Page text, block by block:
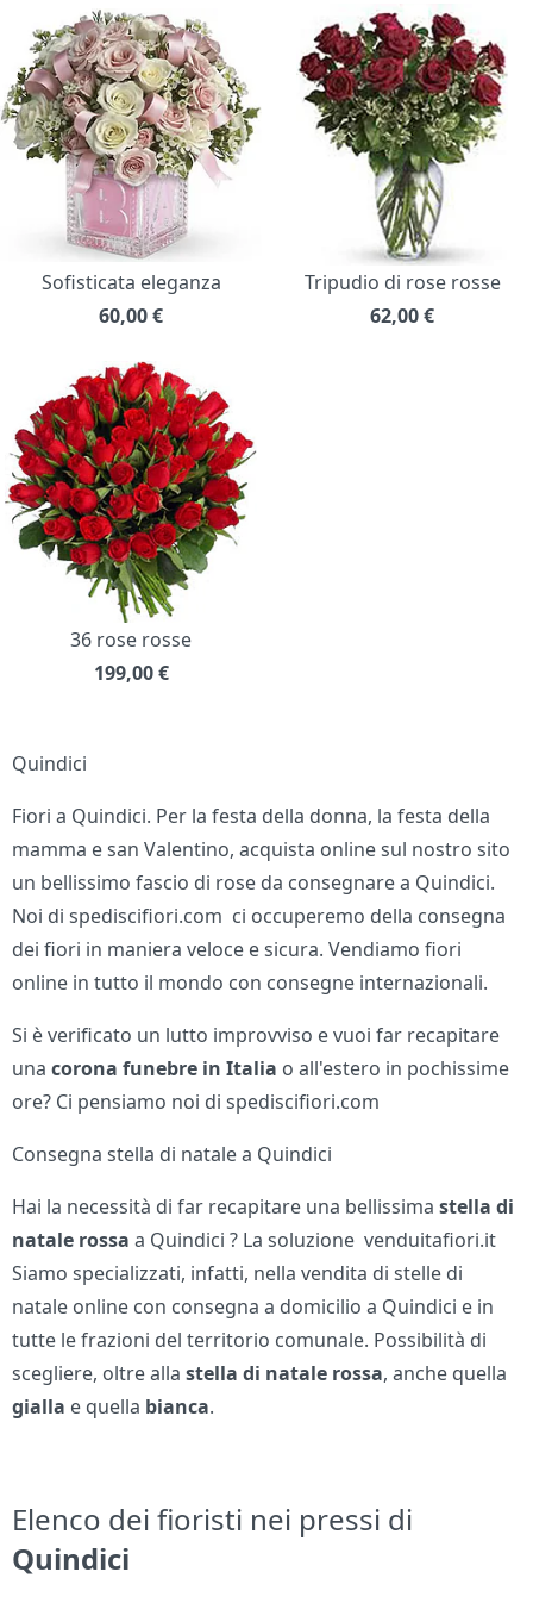
Sofisticata eleganza
60,00€
Tripudio di rose rosse
62,00€
36 rose rosse
199,00 €
Quindici
Fiori a Quindici. Per la festa della donna, la festa della
mamma e san Valentino, acquista online sul nostro sito
un bellissimo fascio di rose da consegnare a Quindici.
Noi di spediscifiori.com ci occuperemo della consegna
dei fiori in maniera veloce e sicura. Vendiamo fiori
online in tutto il mondo con consegne internazionali.
Si è verificato un lutto improvviso e vuoi far recapitare
unacorona funebre in Italia o all'estero in pochissime
ore? Ci pensiamo noi di spediscifiori.com
Consegna stella di natale a Quindici
Hai la necessità di far recapitare una bellissimastella di
natale rossa a Quindici ? La soluzione venduitafiori.it
Siamo specializzati, infatti, nella vendita di stelle di
natale online con consegna a domicilio a Quindici e in
tutte le frazioni del territorio comunale. Possibilità di
scegliere, oltre allastella di natale rossa, anche quella
gialla e quella bianca.
Elenco dei fioristi nei pressi di
Quindici